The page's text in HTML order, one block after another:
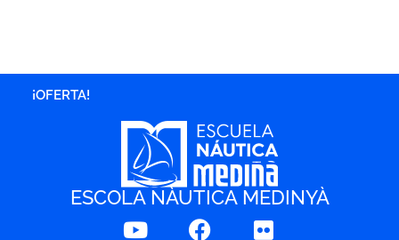
¡OFERTA!
ESCOLA NÀUTICA MEDINYÀ